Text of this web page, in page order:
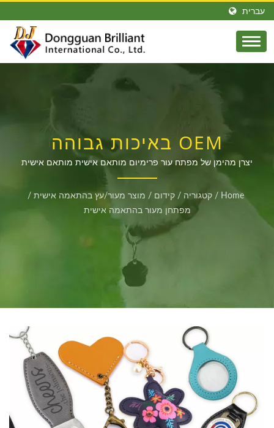
עברית
OEM באיכות גבוהה
מפתח עור מותאם אישית
עבור קונים גלובליים
יצרן מהימן של מפתח עור פרימיום מותאם אישית מותאם אישית
במחירים תחרותיים
Home
/ קטגוריה / קידום / מוצר מעור/עץ בהתאמה אישית /
מפתחן מעור בהתאמה אישית